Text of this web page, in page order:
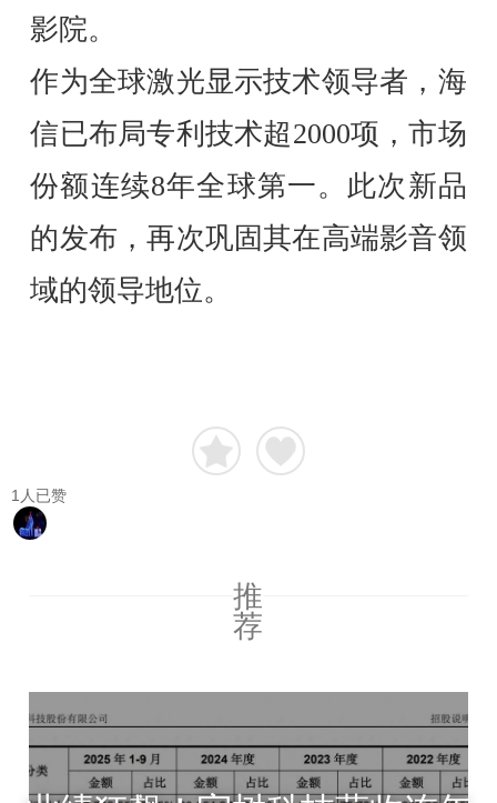
影院。
作为全球激光显示技术领导者，海
信已布局专利技术超2000项，市场
份额连续8年全球第一。此次新品
的发布，再次巩固其在高端影音领
域的领导地位。
1 人已赞
推
荐